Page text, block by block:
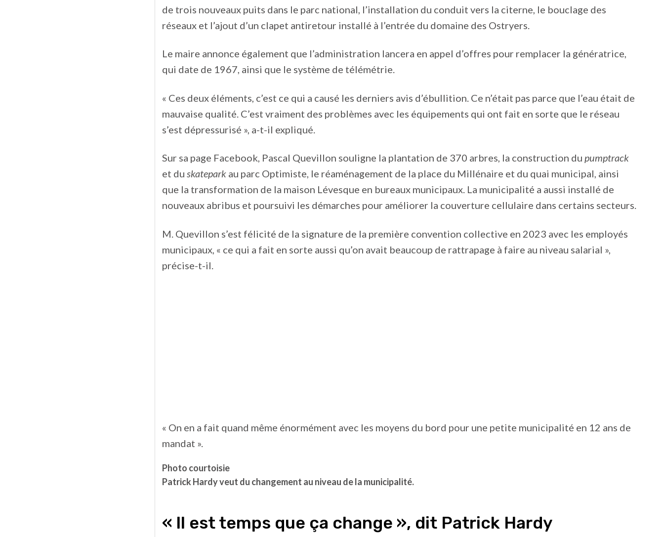
de trois nouveaux puits dans le parc national, l’installation du conduit vers la citerne, le bouclage des
réseaux et l’ajout d’un clapet antiretour installé à l’entrée du domaine des Ostryers.
Le maire annonce également que l’administration lancera en appel d’offres pour remplacer la génératrice,
qui date de 1967, ainsi que le système de télémétrie.
« Ces deux éléments, c’est ce qui a causé les derniers avis d’ébullition. Ce n’était pas parce que l’eau était de
mauvaise qualité. C’est vraiment des problèmes avec les équipements qui ont fait en sorte que le réseau
s’est dépressurisé », a-t-il expliqué.
Sur sa page Facebook, Pascal Quevillon souligne la plantation de 370 arbres, la construction du pumptrack
et du skateparkau parc Optimiste, le réaménagement de la place du Millénaire et du quai municipal, ainsi
que la transformation de la maison Lévesque en bureaux municipaux. La municipalité a aussi installé de
nouveaux abribus et poursuivi les démarches pour améliorer la couverture cellulaire dans certains secteurs.
M. Quevillon s’est félicité de la signature de la première convention collective en 2023 avec les employés
municipaux, « ce qui a fait en sorte aussi qu’on avait beaucoup de rattrapage à faire au niveau salarial »,
précise-t-il.
« On en a fait quand même énormément avec les moyens du bord pour une petite municipalité en 12 ans de
mandat ».
Photo courtoisie
Patrick Hardy veut du changement au niveau de la municipalité.
« Il est temps que ça change », dit Patrick Hardy